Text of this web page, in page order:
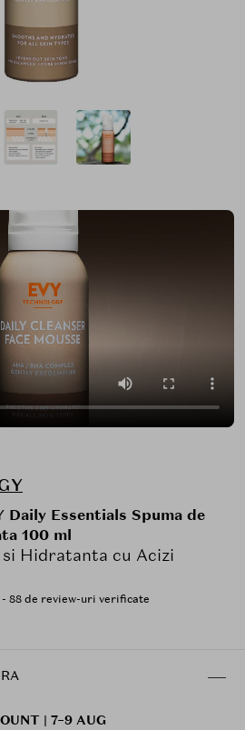
Daily Essentials Spuma de
100 ml
Hidratanta cu Acizi
- 88 de review-uri verificate
| 7–9 AUG